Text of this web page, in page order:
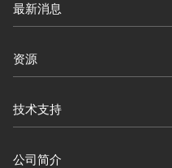
最新消息
资源
技术支持
公司简介